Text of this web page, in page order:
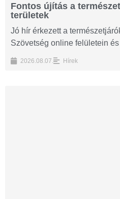
Fontos újítás a
területek
Jó hír érkezett a
Szövetség online felületein
2026.08.07. Hírek